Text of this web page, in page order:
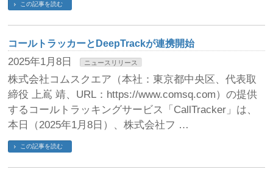
この記事を読む
コールトラッカーとDeepTrackが連携開始
2025年1月8日 ニュースリリース
株式会社コムスクエア（本社：東京都中央区、代表取
締役 上嶌 靖、URL：https://www.comsq.com）の提供
するコールトラッキングサービス「CallTracker」は、
本日（2025年1月8日）、株式会社フ …
この記事を読む